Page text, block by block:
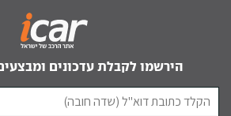
הירשמו לקבלת עדכונים